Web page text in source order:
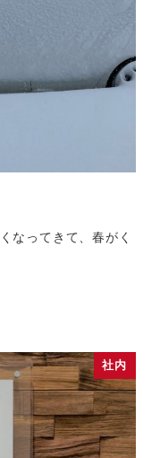
なってきて、春がく
社内